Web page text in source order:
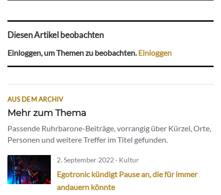
Diesen Artikel beobachten
Einloggen, um Themen zu beobachten. Einloggen
AUS DEM ARCHIV
Mehr zum Thema
Passende Ruhrbarone-Beiträge, vorrangig über Kürzel, Orte,
Personen und weitere Treffer im Titel gefunden.
2. September 2022 · Kultur
Egotronic kündigt Pause an, die für immer
andauern könnte